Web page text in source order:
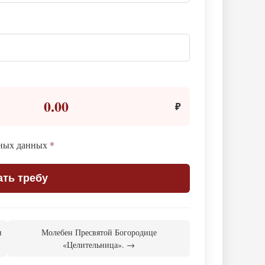
0.00 ₽
данных *
требу
Молебен Пресвятой Богородице
«Целительница». →